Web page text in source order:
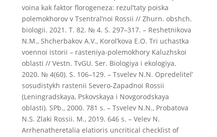
voina kak faktor florogeneza: rezul’taty poiska
polemokhorov v Tsentral’noi Rossii // Zhurn. obshch.
biologii. 2021. T. 82. № 4. S. 297–317. – Reshetnikova
N.M., Shcherbakov A.V., Korol’kova E.O. Tri uchastka
voennoi istorii – rasteniya-polemokhory Kaluzhskoi
oblasti // Vestn. TvGU. Ser. Biologiya i ekologiya.
2020. № 4(60). S. 106–129. – Tsvelev N.N. Opredelitel’
sosudistykh rastenii Severo-Zapadnoi Rossii
(Leningradskaya, Pskovskaya i Novgorodskaya
oblasti). SPb., 2000. 781 s. – Tsvelev N.N., Probatova
N.S. Zlaki Rossii. M., 2019. 646 s. – Velev N.
Arrhenatheretalia elatioris uncritical checklist of